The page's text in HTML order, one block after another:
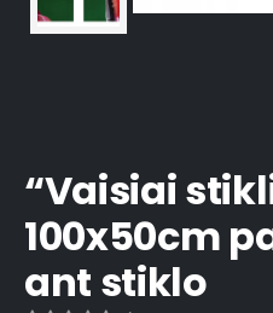
“Vaisiai
100x50cm
ant stiklo